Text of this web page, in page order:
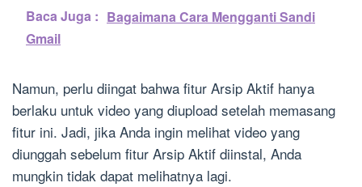
Baca Juga : Bagaimana Cara Mengganti Sandi
Gmail
Namun, perlu diingat bahwa fitur Arsip Aktif hanya
berlaku untuk video yang diupload setelah memasang
fitur ini. Jadi, jika Anda ingin melihat video yang
diunggah sebelum fitur Arsip Aktif diinstal, Anda
mungkin tidak dapat melihatnya lagi.